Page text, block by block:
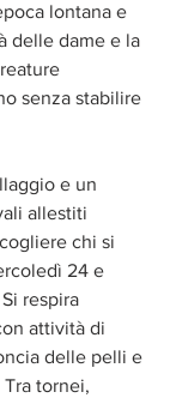
lontana e
delle dame e la
senza stabilire
e un
allestiti
chi si
24 e
respira
attività di
delle pelli e
tornei,